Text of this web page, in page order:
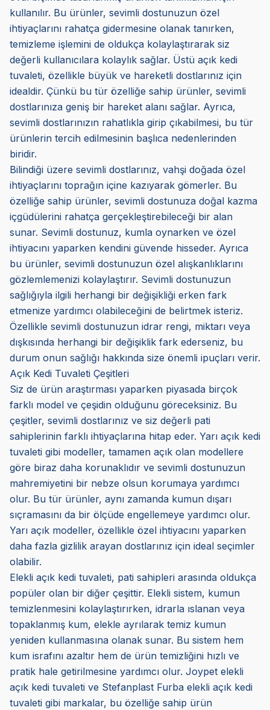
kullanılır. Bu ürünler, sevimli dostunuzun özel
ihtiyaçlarını rahatça gidermesine olanak tanırken,
temizleme işlemini de oldukça kolaylaştırarak siz
değerli kullanıcılara kolaylık sağlar. Üstü açık kedi
tuvaleti, özellikle büyük ve hareketli dostlarınız için
idealdir. Çünkü bu tür özelliğe sahip ürünler, sevimli
dostlarınıza geniş bir hareket alanı sağlar. Ayrıca,
sevimli dostlarınızın rahatlıkla girip çıkabilmesi, bu tür
ürünlerin tercih edilmesinin başlıca nedenlerinden
biridir.
Bilindiği üzere sevimli dostlarınız, vahşi doğada özel
ihtiyaçlarını toprağın içine kazıyarak gömerler. Bu
özelliğe sahip ürünler, sevimli dostunuza doğal kazma
içgüdülerini rahatça gerçekleştirebileceği bir alan
sunar. Sevimli dostunuz, kumla oynarken ve özel
ihtiyacını yaparken kendini güvende hisseder. Ayrıca
bu ürünler, sevimli dostunuzun özel alışkanlıklarını
gözlemlemenizi kolaylaştırır. Sevimli dostunuzun
sağlığıyla ilgili herhangi bir değişikliği erken fark
etmenize yardımcı olabileceğini de belirtmek isteriz.
Özellikle sevimli dostunuzun idrar rengi, miktarı veya
dışkısında herhangi bir değişiklik fark ederseniz, bu
durum onun sağlığı hakkında size önemli ipuçları verir.
Açık Kedi Tuvaleti Çeşitleri
Siz de ürün araştırması yaparken piyasada birçok
farklı model ve çeşidin olduğunu göreceksiniz. Bu
çeşitler, sevimli dostlarınız ve siz değerli pati
sahiplerinin farklı ihtiyaçlarına hitap eder. Yarı açık kedi
tuvaleti gibi modeller, tamamen açık olan modellere
göre biraz daha korunaklıdır ve sevimli dostunuzun
mahremiyetini bir nebze olsun korumaya yardımcı
olur. Bu tür ürünler, aynı zamanda kumun dışarı
sıçramasını da bir ölçüde engellemeye yardımcı olur.
Yarı açık modeller, özellikle özel ihtiyacını yaparken
daha fazla gizlilik arayan dostlarınız için ideal seçimler
olabilir.
Elekli açık kedi tuvaleti, pati sahipleri arasında oldukça
popüler olan bir diğer çeşittir. Elekli sistem, kumun
temizlenmesini kolaylaştırırken, idrarla ıslanan veya
topaklanmış kum, elekle ayrılarak temiz kumun
yeniden kullanmasına olanak sunar. Bu sistem hem
kum israfını azaltır hem de ürün temizliğini hızlı ve
pratik hale getirilmesine yardımcı olur. Joypet elekli
açık kedi tuvaleti ve Stefanplast Furba elekli açık kedi
tuvaleti gibi markalar, bu özelliğe sahip ürün